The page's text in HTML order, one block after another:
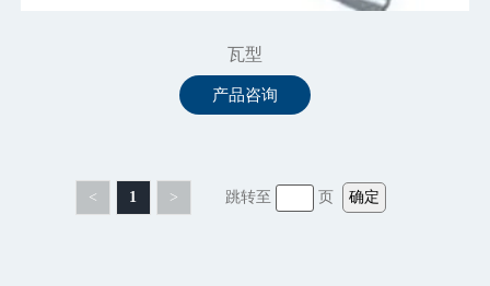
瓦型
产品咨询
< 1 > 跳转至 页 确定